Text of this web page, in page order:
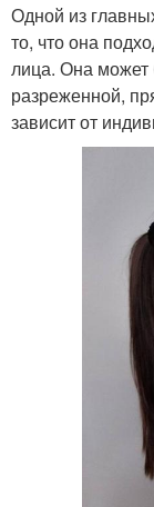
Одной из
то, что она
лица. Она может
разреженной,
зависит от